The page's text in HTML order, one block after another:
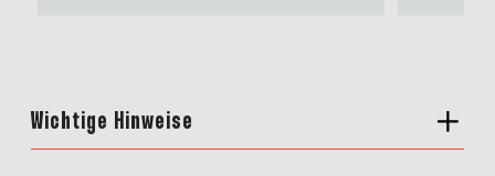
Wichtige Hinweise